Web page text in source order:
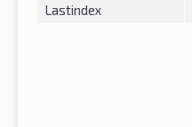
Lastindex